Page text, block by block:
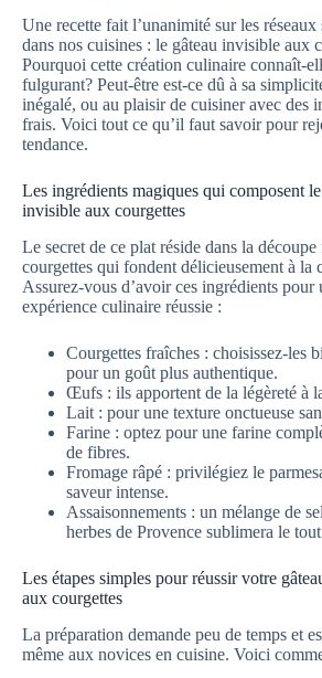
Une recette fait l’unanimité sur les réseaux
dans nos cuisines : le gâteau invisible aux
Pourquoi cette création culinaire connaît-
fulgurant? Peut-être est-ce dû à sa
inégalé, ou au plaisir de cuisiner avec des
frais. Voici tout ce qu’il faut savoir pour
tendance.
Les ingrédients magiques qui composent le
invisible aux courgettes
Le secret de ce plat réside dans la découpe
courgettes qui fondent délicieusement à la
Assurez-vous d’avoir ces ingrédients pour
expérience culinaire réussie :
Courgettes fraîches : choisissez-les
pour un goût plus authentique.
Œufs : ils apportent de la légèreté à
Lait : pour une texture onctueuse
Farine : optez pour une farine
de fibres.
Fromage râpé : privilégiez le
saveur intense.
Assaisonnements : un mélange de
herbes de Provence sublimera le
Les étapes simples pour réussir votre
aux courgettes
La préparation demande peu de temps et
même aux novices en cuisine. Voici